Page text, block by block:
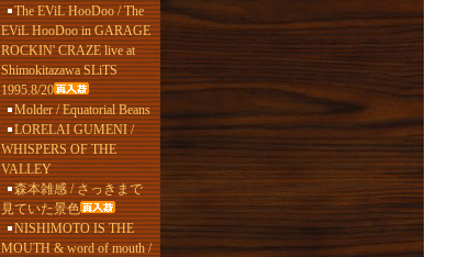
The EViL HooDoo / The
EViL HooDoo in GARAGE
ROCKIN' CRAZE live at
Shimokitazawa SLiTS
1995.8/20
Molder / Equatorial Beans
LORELAI GUMENI /
WHISPERS OF THE
VALLEY
森本雑感 / さっきまで
見ていた景色
NISHIMOTO IS THE
MOUTH & word of mouth /